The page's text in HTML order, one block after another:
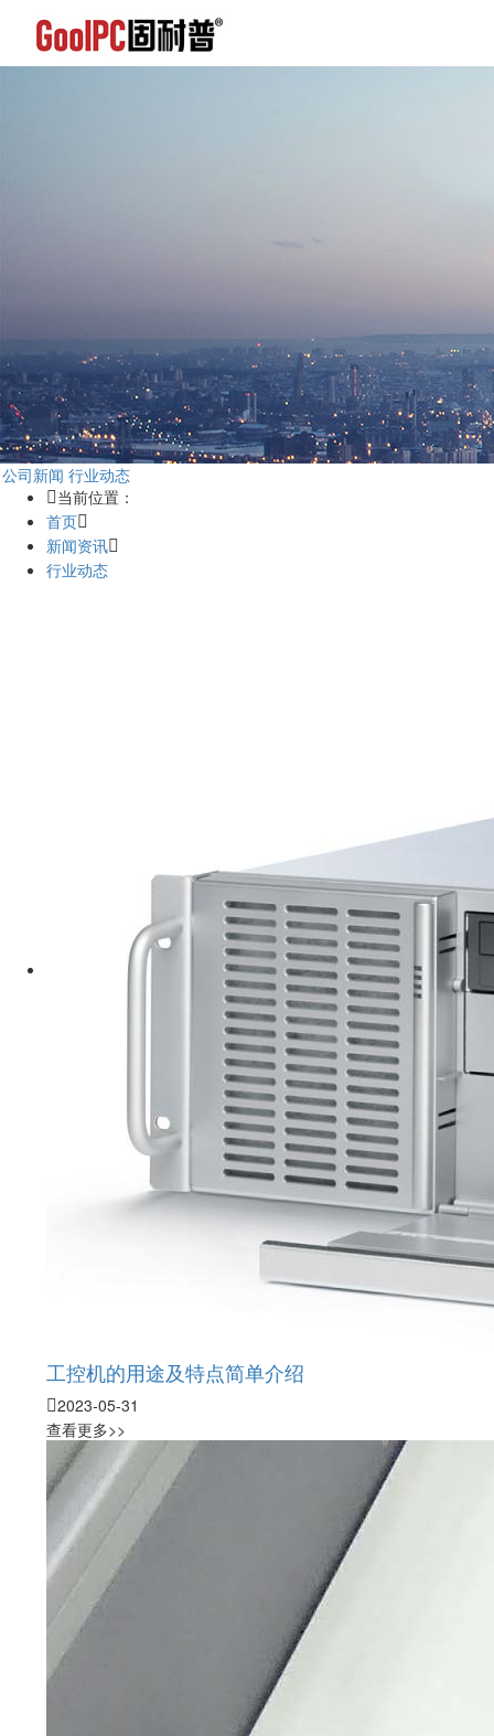
公司新闻 行业动态
当前位置：
首页
新闻资讯
行业动态
工控机的用途及特点简单介绍
2023-05-31
查看更多>>